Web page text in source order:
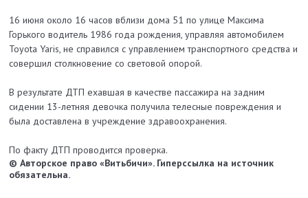
16 июня около 16 часов вблизи дома 51 по улице Максима
Горького водитель 1986 года рождения, управляя автомобилем
Toyota Yaris, не справился с управлением транспортного средства и
совершил столкновение со световой опорой.
В результате ДТП ехавшая в качестве пассажира на задним
сидении 13-летняя девочка получила телесные повреждения и
была доставлена в учреждение здравоохранения.
По факту ДТП проводится проверка.
© Авторское право «Витьбичи». Гиперссылка на источник
обязательна.